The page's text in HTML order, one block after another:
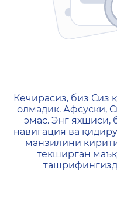
404 —
Кечирасиз, биз Сиз
олмадик. Афсуски,
эмас. Энг яхшиси,
навигация ва
манзилини
текширган